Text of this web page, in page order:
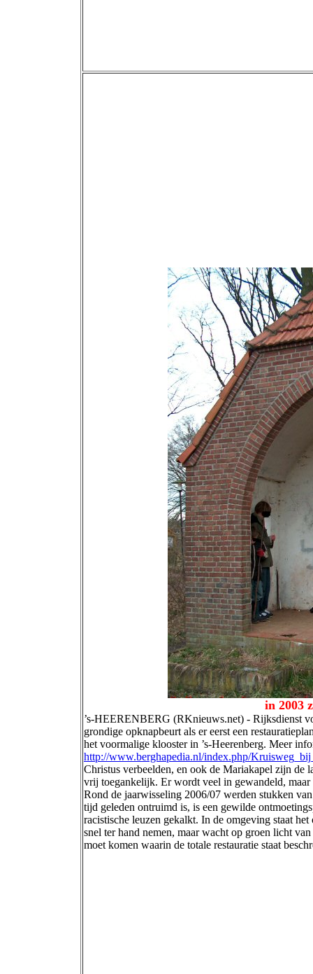
in 2003
’s-HEERENBERG (RKnieuws.net) - Rijksdienst
grondige opknapbeurt als er eerst een
het voormalige klooster in ’s-Heerenberg. Meer
http://www.berghapedia.nl/index.php/
Christus verbeelden, en ook de Mariakapel zijn de
vrij toegankelijk. Er wordt veel in gewandeld,
Rond de jaarwisseling 2006/07 werden stukken
tijd geleden ontruimd is, is een gewilde
racistische leuzen gekalkt. In de omgeving staat
snel ter hand nemen, maar wacht op groen licht
moet komen waarin de totale restauratie staat